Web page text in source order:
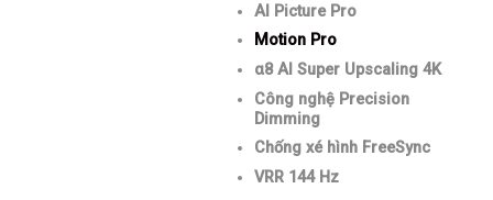
AI Picture Pro
Motion Pro
α8 AI Super Upscaling 4K
Công nghệ Precision
Dimming
Chống xé hình FreeSync
VRR 144 Hz